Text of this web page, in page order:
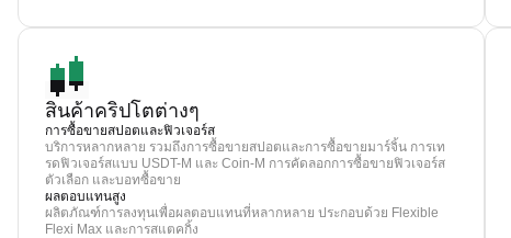
สินค้าคริปโตต่างๆ
การซื้อขายสปอตและฟิวเจอร์ส
บริการหลากหลาย รวมถึงการซื้อขายสปอตและการซื้อขายมาร์จิ้น การเท
รดฟิวเจอร์สแบบ USDT-M และ Coin-M การคัดลอกการซื้อขายฟิวเจอร์ส
ตัวเลือก และบอทซื้อขาย
ผลตอบแทนสูง
ผลิตภัณฑ์การลงทุนเพื่อผลตอบแทนที่หลากหลาย ประกอบด้วย Flexible
Flexi Max และการสแตคกิ้ง